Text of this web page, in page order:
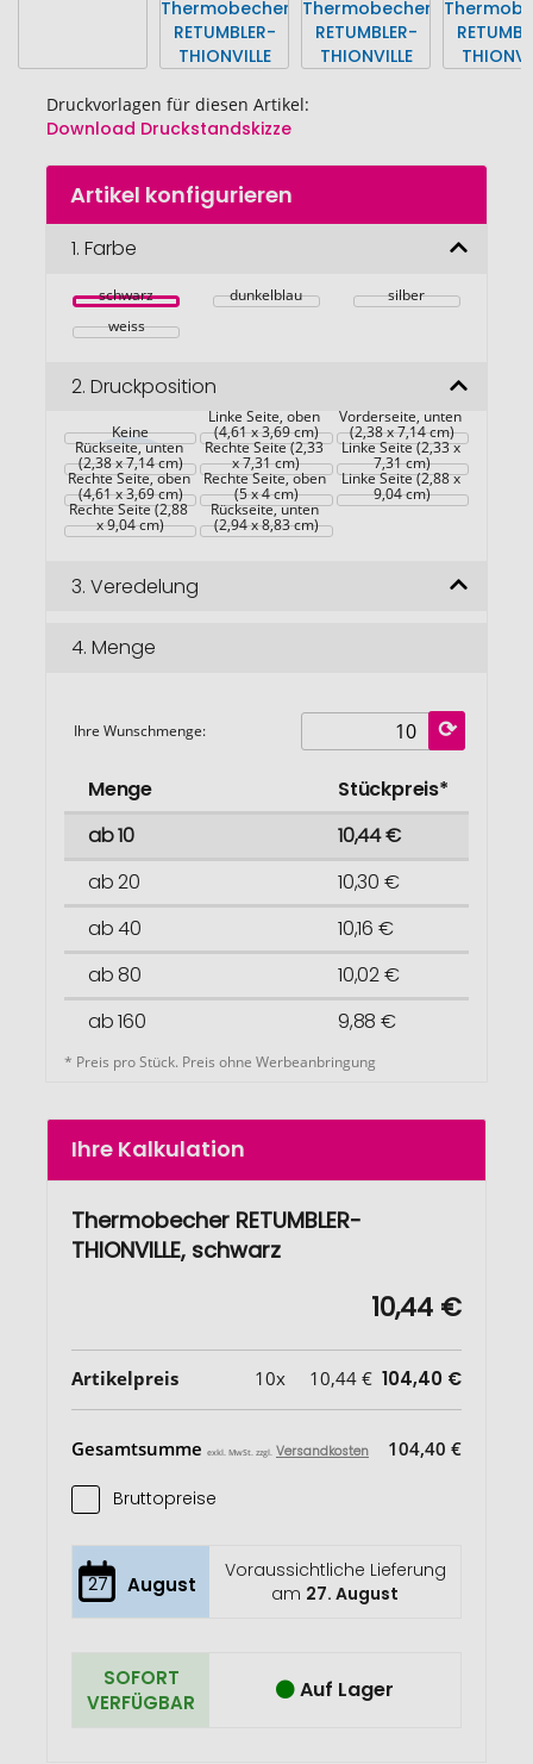
Druckvorlagen für diesen Artikel:
Download Druckstandskizze
Zum
Anfang
Bildgalerie
Artikel konfigurieren
1. Farbe
schwarz dunkelblau
silber
weiss
2. Druckposition
Keine
Linke Seite, oben
(4,61 x 3,69 cm)
Vorderseite, unten
(2,38 x 7,14 cm)
Rückseite, unten
(2,38 x 7,14 cm)
Rechte Seite (2,33
x 7,31 cm)
Linke Seite (2,33 x
7,31 cm)
Rechte Seite, oben
(4,61 x 3,69 cm)
Rechte Seite, oben
(5 x 4 cm)
Linke Seite (2,88 x
9,04 cm)
Rechte Seite (2,88
x 9,04 cm)
Rückseite, unten
(2,94 x 8,83 cm)
3. Veredelung
4. Menge
Ihre Wunschmenge:
Menge
Stückpreis*
ab 10
10,44 €
ab 20
10,30 €
ab 40
10,16 €
ab 80
10,02 €
ab 160
9,88 €
* Preis pro Stück. Preis ohne Werbeanbringung
Ihre Kalkulation
Thermobecher RETUMBLER-
THIONVILLE, schwarz
10,44 €
Artikelpreis 10x 10,44 € 104,40 €
Gesamtsumme exkl. MwSt. zzgl. Versandkosten 104,40 €
Bruttopreise
27 August
Voraussichtliche Lieferung
am 27. August
SOFORT
VERFÜGBAR
Auf Lager